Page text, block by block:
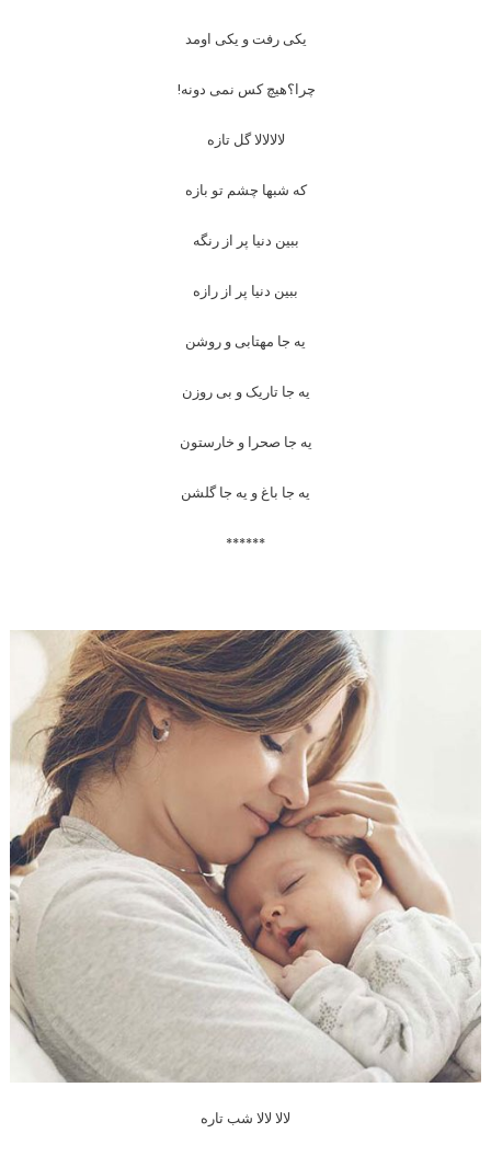
یکی رفت و یکی اومد
چرا؟هیچ کس نمی دونه!
لالالالا گل تازه
که شبها چشم تو بازه
ببین دنیا پر از رنگه
ببین دنیا پر از رازه
یه جا مهتابی و روشن
یه جا تاریک و بی روزن
یه جا صحرا و خارستون
یه جا باغ و یه جا گلشن
******
لالا لالا شب تاره